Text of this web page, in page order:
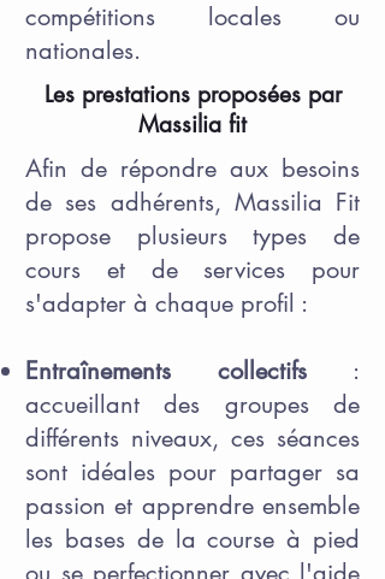
compétitions locales ou
nationales.
Les prestations proposées par
Massilia fit
Afin de répondre aux besoins
de ses adhérents, Massilia Fit
propose plusieurs types de
cours et de services pour
s'adapter à chaque profil :
Entraînements collectifs :
accueillant des groupes de
différents niveaux, ces séances
sont idéales pour partager sa
passion et apprendre ensemble
les bases de la course à pied